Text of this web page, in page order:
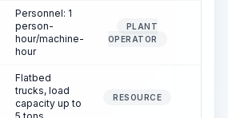
Personnel: 1
person-
hour/machine-
hour
PLANT
OPERATOR
Flatbed
trucks, load
capacity up to
RESOURCE